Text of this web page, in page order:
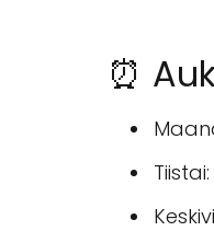
⏰
Tiistai: